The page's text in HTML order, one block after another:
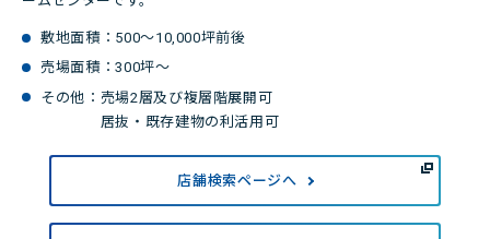
敷地面積：500～10,000坪前後
売場面積：300坪～
その他： 売場2層及び複層階展開可
居抜・既存建物の利活用可
店舗検索ページへ